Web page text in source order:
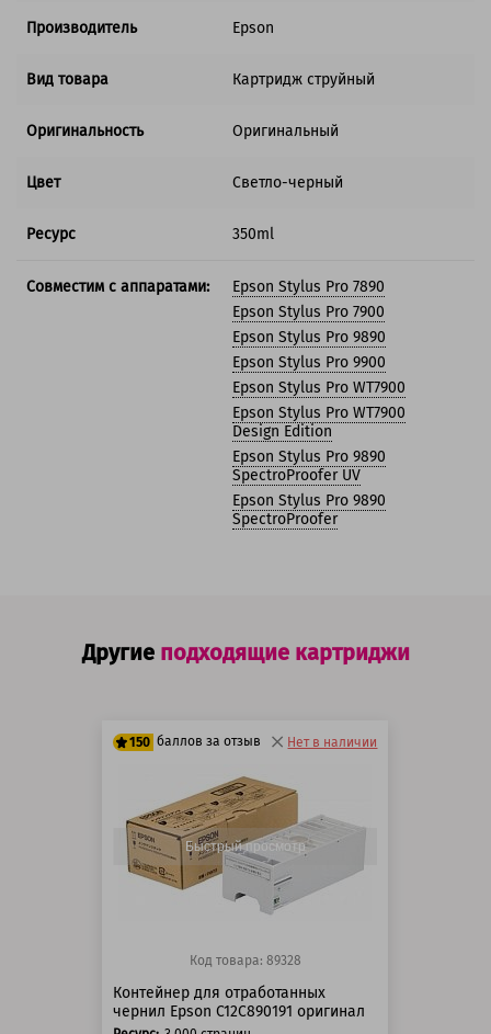
Производитель Epson
Вид товара Картридж струйный
Оригинальность Оригинальный
Цвет Светло-черный
Ресурс 350ml
Совместим с аппаратами:
Epson Stylus Pro 7890
Epson Stylus Pro 7900
Epson Stylus Pro 9890
Epson Stylus Pro 9900
Epson Stylus Pro WT7900
Epson Stylus Pro WT7900
Design Edition
Epson Stylus Pro 9890
SpectroProofer UV
Epson Stylus Pro 9890
SpectroProofer
Другие подходящие картриджи
150 баллов за отзыв
125 баллов
150 баллов
Нет в наличии
Быстрый просмотр
Код товара: 89328
Контейнер для отработанных
чернил Epson C12C890191 оригинал